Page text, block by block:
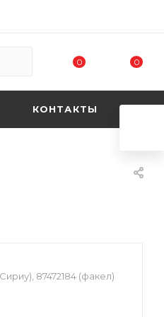
0 0
КОНТАКТЫ
87472184 (факел)